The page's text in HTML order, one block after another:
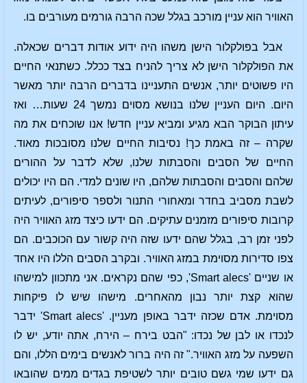
האוויר הוא עניין מורכב בגלל שכה הרבה גורמים מעורבים בו.
אבל בפולקלור הישן משהו היה ידוע אודות דברים שכאלה.
את הפולקלור הישן לא צריך להניח בצד ככלל. כשתנאי החיים
היו פשוטים יותר, אנשים התעניינו בדברים הרבה יותר מאשר
היום. היום העניין שלנו בנושא מסוים נמשך 24 שעות… ואז
עיתון הבוקר הבא מגיע ומביא עניין חדש! אנו שוכחים את מה
שקרה – זה באמת כך! נסיבות החיים שלנו מסובכות מאוד.
החיים של הסבים והסבתות שלנו, שלא לדבר על ההורים
שלהם והסבים והסבתות שלהם, היו שונים למדי. הם היו יכולים
לשבת מסביב בחדר ומאחורי התנור ולספר סיפורים, לעיתים
קרובות סיפורים מזמנים עתיקים. הם ידעו כיצד מזג האוויר היה
לפני זמן רב, בגלל שהם ידעו שזה היה קשור עם הכוכבים. הם
צפו סדירות מסוימת במזג האוויר. ובקרב הסבים הללו היו אחד
או שניים 'Smart alecs', כפי שהם נקראים. אני מתכוון למישהו
שהוא קצת יותר נבון מהאחרים. מישהו שיש לו פיקחות
מסוימת. אדם שכזה ידבר באופן מעניין. 'Smart alecs' ידבר
לנכדו או לבן של נכדו: "הבט בירח – הירח, אתה יודע, יש לו
השפעה על מזג האוויר." זה היה ברור לאנשים בימים הללו, והם
גם ידעו שמי גשם טובים יותר לשטיפת בגדים ממים שהובאו